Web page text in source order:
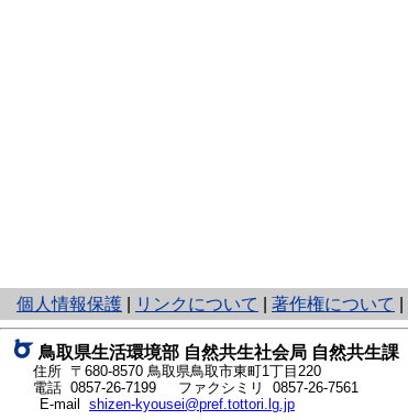
個人情報保護
と
り
ネ
ッ
ト
へ
リンクについて 著作権について
鳥取県生活環境部 自然共生社会局 自然共生課
住所 〒680-8570 鳥取県鳥取市東町1丁目220
電話 0857-26-7199
ファクシミリ 0857-26-7561
E-mail shizen-kyousei@pref.tottori.lg.jp